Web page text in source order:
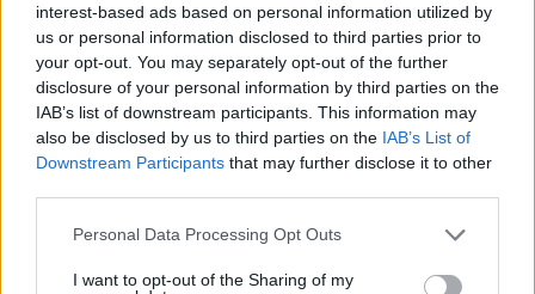
interest-based ads based on personal information utilized by
us or personal information disclosed to third parties prior to
your opt-out. You may separately opt-out of the further
disclosure of your personal information by third parties on the
IAB’s list of downstream participants. This information may
also be disclosed by us to third parties on the IAB’s List of
Downstream Participants that may further disclose it to other
Please note that this website/app uses one or more Google
not limited to your visit or usage behaviour. You may click to
Personal Data Processing Opt Outs
I want to opt-out of the Sharing of my
αναμένει τα αποτελέσματα της επίσημης
έρευνας. Παράλληλα, υπογράμμισε ότι ο
Αλέξανδρος Δασκαλάκης ήταν ιδιαίτερα
δεμένος με το χωριό του και πίστευε ότι έπρεπε
να υπερασπίζεται τα συμφέροντα της τοπικής
κοινωνίας.
Η οικογένεια επιμένει ότι το βασικό ζητούμενο